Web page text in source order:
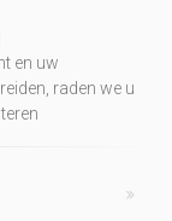
en uw
raden we u